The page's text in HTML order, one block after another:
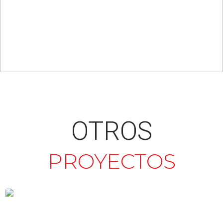
OTROS
PROYECTOS